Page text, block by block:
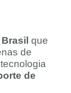
que
de
de